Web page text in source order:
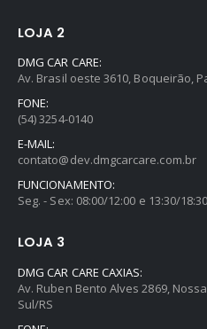
LOJA 2
DMG CAR CARE:
Av. Brasil oeste 3610, Boqueirão,
FONE:
(54) 3254-0140
E-MAIL:
contato@dev.dmgcarcare.com.br
FUNCIONAMENTO:
Seg. - Sex: 08:00/12:00 e 13:30/
LOJA 3
DMG CAR CARE CAXIAS:
Av. Ruben Bento Alves 2869,
Sul/RS